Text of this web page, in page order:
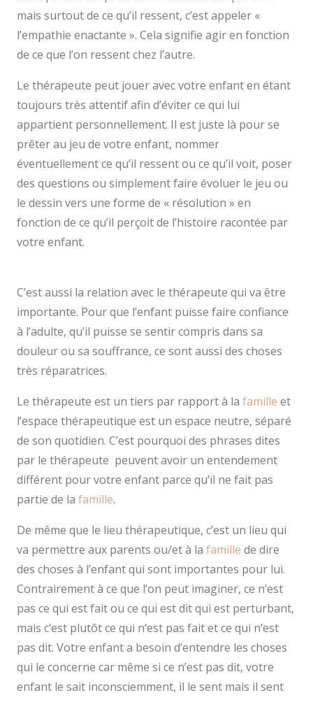
mais surtout de ce qu’il ressent, c’est appeler «
l’empathie enactante ». Cela signifie agir en fonction
de ce que l’on ressent chez l’autre.
Le thérapeute peut jouer avec votre enfant en étant
toujours très attentif afin d’éviter ce qui lui
appartient personnellement. Il est juste là pour se
prêter au jeu de votre enfant, nommer
éventuellement ce qu’il ressent ou ce qu’il voit, poser
des questions ou simplement faire évoluer le jeu ou
le dessin vers une forme de « résolution » en
fonction de ce qu’il perçoit de l’histoire racontée par
votre enfant.
C’est aussi la relation avec le thérapeute qui va être
importante. Pour que l’enfant puisse faire confiance
à l’adulte, qu’il puisse se sentir compris dans sa
douleur ou sa souffrance, ce sont aussi des choses
très réparatrices.
Le thérapeute est un tiers par rapport à la famille et
l’espace thérapeutique est un espace neutre, séparé
de son quotidien. C’est pourquoi des phrases dites
par le thérapeute peuvent avoir un entendement
différent pour votre enfant parce qu’il ne fait pas
partie de la famille.
De même que le lieu thérapeutique, c’est un lieu qui
va permettre aux parents ou/et à la famille de dire
des choses à l’enfant qui sont importantes pour lui.
Contrairement à ce que l’on peut imaginer, ce n’est
pas ce qui est fait ou ce qui est dit qui est perturbant,
mais c’est plutôt ce qui n’est pas fait et ce qui n’est
pas dit. Votre enfant a besoin d’entendre les choses
qui le concerne car même si ce n’est pas dit, votre
enfant le sait inconsciemment, il le sent mais il sent